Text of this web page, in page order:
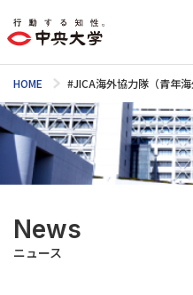
HOME #JICA海外協力隊（青年
News
ニュース